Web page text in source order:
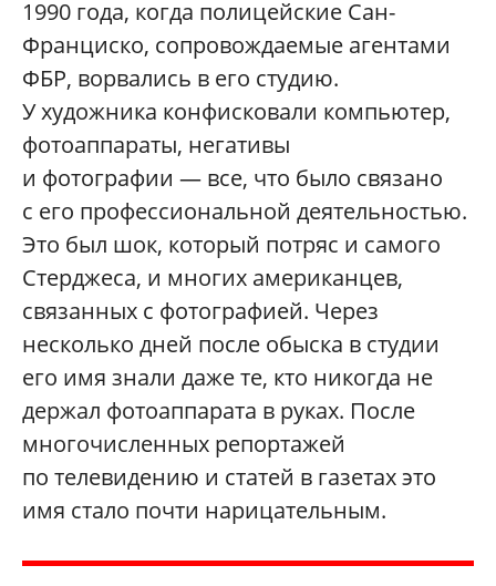
1990 года, когда полицейские Сан-
Франциско, сопровождаемые агентами
ФБР, ворвались в его студию.
У художника конфисковали компьютер,
фотоаппараты, негативы
и фотографии — все, что было связано
с его профессиональной деятельностью.
Это был шок, который потряс и самого
Стерджеса, и многих американцев,
связанных с фотографией. Через
несколько дней после обыска в студии
его имя знали даже те, кто никогда не
держал фотоаппарата в руках. После
многочисленных репортажей
по телевидению и статей в газетах это
имя стало почти нарицательным.